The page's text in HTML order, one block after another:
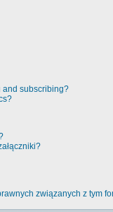
and subscribing?
związanych z tym